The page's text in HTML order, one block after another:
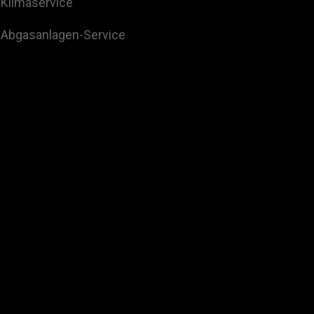
Abgasanlagen-Service